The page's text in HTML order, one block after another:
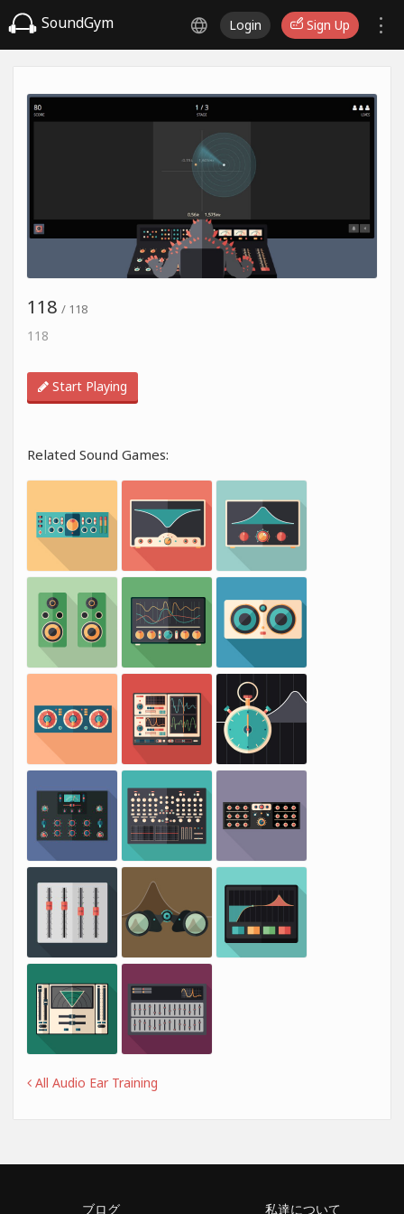
SoundGym Login Sign Up
118 / 118
118
Start Playing
Related Sound Games:
All Audio Ear Training
ブログ 私達について